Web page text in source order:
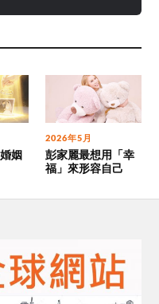
姻
2026年5月
彭家麗最想用「幸
福」來形容自己